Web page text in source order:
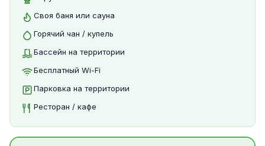
Своя баня или сауна
Горячий чан / купель
Бассейн на территории
Бесплатный Wi-Fi
Парковка на территории
Ресторан / кафе